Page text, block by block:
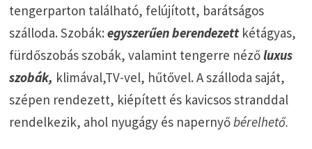
tengerparton található, felújított, barátságos
szálloda. Szobák: egyszerűen berendezett kétágyas,
fürdőszobás szobák, valamint tengerre nézőluxus
szobák, klimával,TV-vel, hűtővel. A szálloda saját,
szépen rendezett, kiépített és kavicsos stranddal
rendelkezik, ahol nyugágy és napernyő bérelhető.